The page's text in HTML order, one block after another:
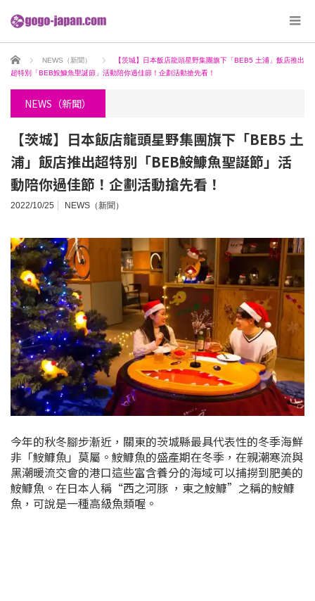
ホーム NEWS（新聞）
【茨城】日本飯店龍頭星野集團旗下「BEB5 土浦」飯店推出
超特別「BEB鮟鱇魚聖誕節」活動陪你過佳節！企劃活動搶先看！
NEWS（新聞）
【茨城】日本飯店龍頭星野集團旗下「BEB5 土
浦」飯店推出超特別「BEB鮟鱇魚聖誕節」活
動陪你過佳節！企劃活動搶先看！
2022/10/25 NEWS（新聞）
今年的秋冬腳步漸近，關東的茨城縣最具代表性的冬季海鮮
非「鮟鱇魚」莫屬。鮟鱇魚的盛產期在冬季，在親潮寒流與
黑潮暖流交會的港口這些富含養分的海域可以捕撈到肥美的
鮟鱇魚。在日本人稱“西之河豚 ，東之鮟鱇”之稱的鮟鱇
魚，可說是一種高級魚類喔。